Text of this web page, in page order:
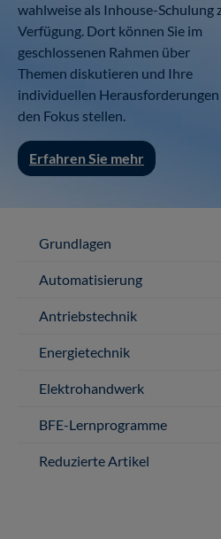
wahlweise als Inhouse-Schulung
Verfügung. Dort können Sie im
geschlossenen Rahmen über
Themen diskutieren und Ihre
individuellen Herausforderungen
den Fokus stellen.
Erfahren Sie mehr
Grundlagen
Automatisierung
Antriebstechnik
Energietechnik
Elektrohandwerk
BFE-Lernprogramme
Reduzierte Artikel